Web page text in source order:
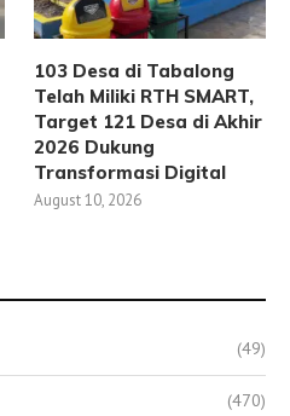
103 Desa di Tabalong
Telah Miliki RTH SMART,
Target 121 Desa di Akhir
2026 Dukung
Transformasi Digital
August 10, 2026
(49)
(470)